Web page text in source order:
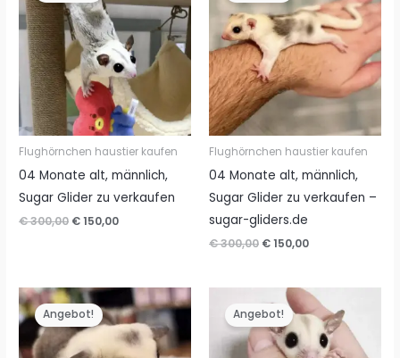
Flughörnchen haustier kaufen
04 Monate alt, männlich,
Sugar Glider zu verkaufen
€300,00 Ursprünglicher
€150,00Aktueller
Flughörnchen haustier kaufen
04 Monate alt, männlich,
Sugar Glider zu verkaufen –
sugar-gliders.de
€300,00 Ursprünglicher
€ 300,00
€150,00Aktueller
€ 150,00.
Angebot! Angebot!